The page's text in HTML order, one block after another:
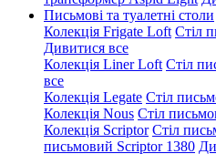
Письмові та туалетні столи
Колекція Frigate Loft Стіл
Дивитися все
Колекція Liner Loft Стіл
все
Колекція Legate Стіл
Колекція Nous Стіл
Колекція Scriptor Стіл
письмовий Scriptor 1380